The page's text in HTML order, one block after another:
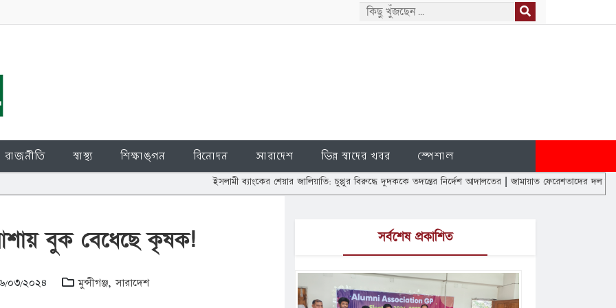
রাজনীতি স্বাস্থ্য শিক্ষাঙ্গন বিনোদন সারাদেশ ভিন্ন স্বাদের খবর স্পেশাল
ইসলামী ব্যাংকের শেয়ার জালিয়াতি: চুপ্পুর বিরুদ্ধে দুদককে তদন্তের নির্দেশ আদালতের|জামায়াত ফেরেশতাদের দল নয়, আমরাও মানুষ:
বুক বেধেছে কৃষক!
০৩/২০২৪ মুন্সীগঞ্জ,সারাদেশ
সর্বশেষ প্রকাশিত